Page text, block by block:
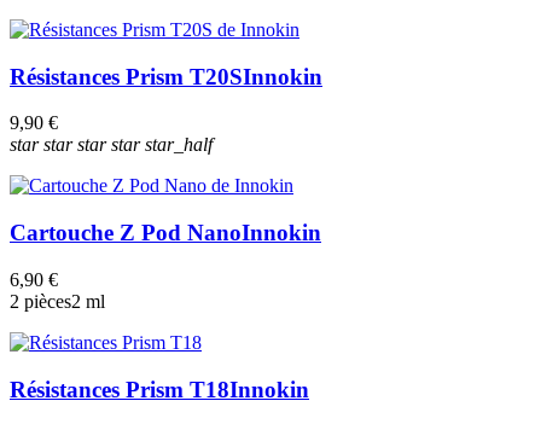
Résistances Prism T20SInnokin
9,90 €
starstarstarstarstar_half
Cartouche Z Pod NanoInnokin
6,90 €
2 pièces2 ml
Résistances Prism T18Innokin